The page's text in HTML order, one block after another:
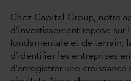
Chez Capital Group, notre
d’investissement repose sur
fondamentale et de terrain,
d’identifier les entreprises
d’enregistrer une